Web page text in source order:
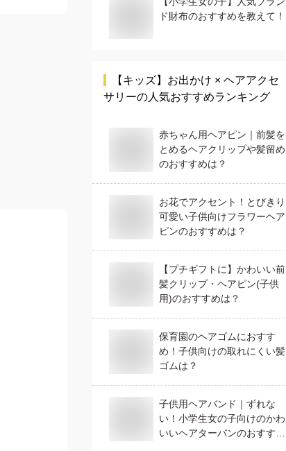
ド財布のおすすめを教えて！
【キッズ】 お出かけ × ヘアアクセ
サリーの人気おすすめランキング
赤ちゃん用ヘアピン｜前髪を
とめるヘアクリップや髪留め
のおすすめは？
お花でアクセント！とびきり
可愛い子供向けフラワーヘア
ピンのおすすめは？
【プチギフトに】かわいい前
髪クリップ・ヘアピン(子供
用)のおすすめは？
保育園のヘアゴムにおすす
め！子供向けの取れにくい髪
ゴムは？
子供用ヘアバンド｜ずれな
い！小学生女の子向けのかわ
いいヘアターバンのおすすめ